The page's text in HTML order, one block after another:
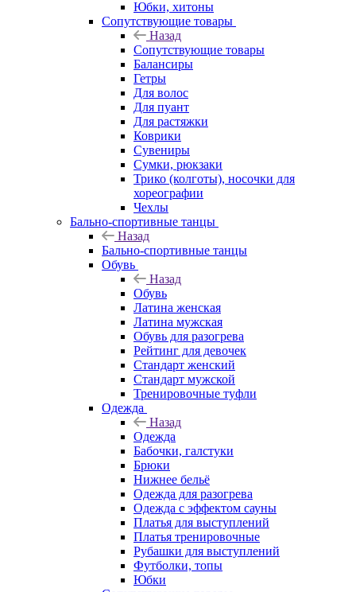
Юбки, хитоны
Сопутствующие товары
Назад
Сопутствующие товары
Балансиры
Гетры
Для волос
Для пуант
Для растяжки
Коврики
Сувениры
Сумки, рюкзаки
Трико (колготы), носочки для
хореографии
Чехлы
Бально-спортивные танцы
Назад
Бально-спортивные танцы
Обувь
Назад
Обувь
Латина женская
Латина мужская
Обувь для разогрева
Рейтинг для девочек
Стандарт женский
Стандарт мужской
Тренировочные туфли
Одежда
Назад
Одежда
Бабочки, галстуки
Брюки
Нижнее бельё
Одежда для разогрева
Одежда с эффектом сауны
Платья для выступлений
Платья тренировочные
Рубашки для выступлений
Футболки, топы
Юбки